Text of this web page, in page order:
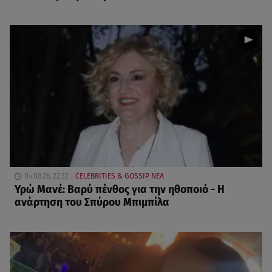
04.08.26, 22:32 CELEBRITIES & GOSSIP ΝΕΑ
Υρώ Μανέ: Βαρύ πένθος για την ηθοποιό - Η
ανάρτηση του Σπύρου Μπιμπίλα